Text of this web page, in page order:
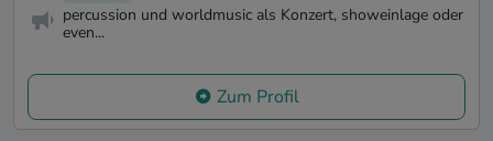
percussion und worldmusic als Konzert, showeinlage oder
even...
Zum Profil